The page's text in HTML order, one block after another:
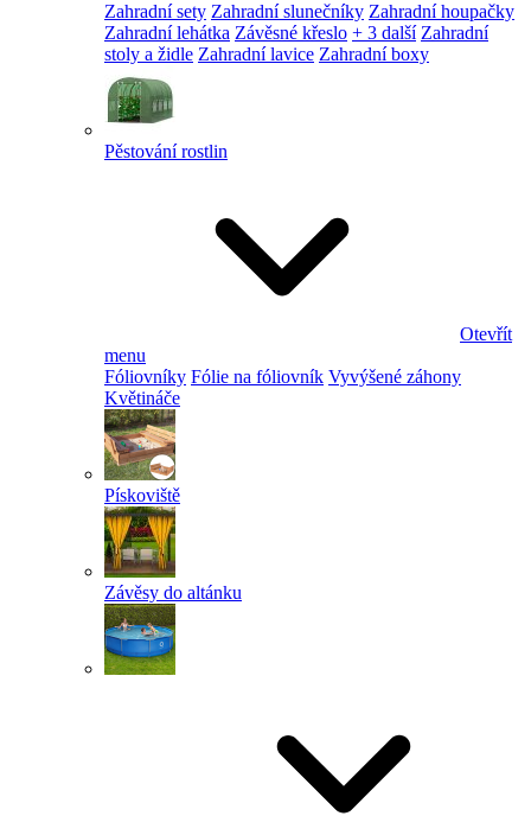
Zahradní sety Zahradní slunečníky Zahradní houpačky
Zahradní lehátka Závěsné křeslo + 3 další Zahradní
stoly a židle Zahradní lavice Zahradní boxy
Pěstování rostlin
Otevřít
menu
Fóliovníky Fólie na fóliovník Vyvýšené záhony
Květináče
Pískoviště
Závěsy do altánku